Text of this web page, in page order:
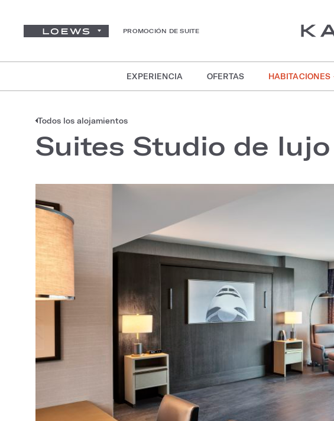
PROMOCIÓN DE SUITE
EXPERIENCIA OFERTAS HABITACIONES
Todos los alojamientos
Suites Studio de